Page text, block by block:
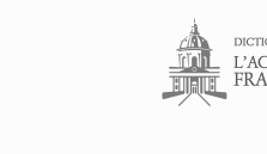
Aller au